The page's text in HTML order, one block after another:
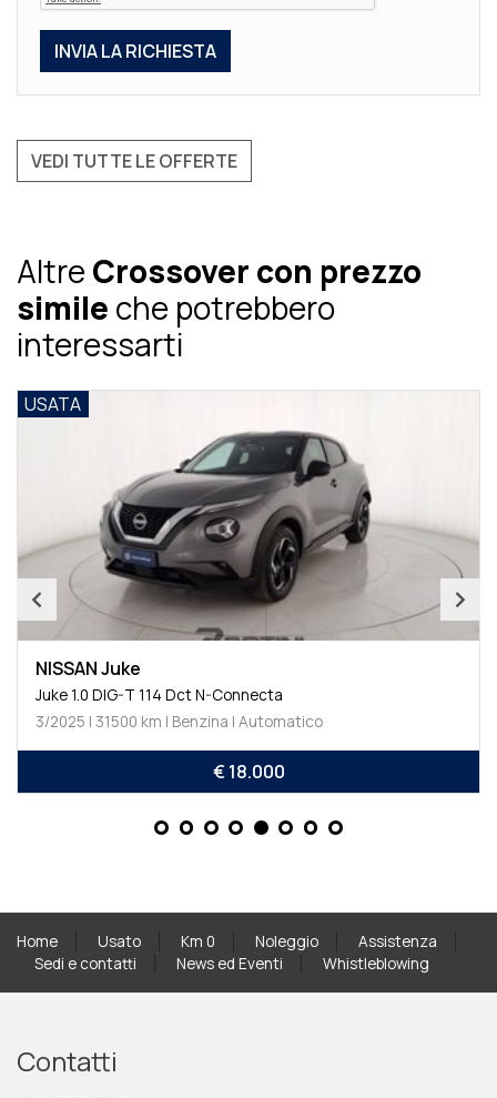
VEDI TUTTE LE OFFERTE
AltreCrossover con prezzo
simile che potrebbero
interessarti
USATA
NISSAN Juke
Juke 1.0 DIG-T 114 Dct N-Connecta
3/2025 | 31500 km | Benzina | Automatico
€ 18.000
Home Usato Km 0 Noleggio
Assistenza
Sedi e contatti
News ed Eventi Whistleblowing
Contatti